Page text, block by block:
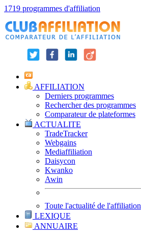
1719 programmes d'affiliation
AFFILIATION
Derniers programmes
Rechercher des programmes
Comparateur de plateformes
ACTUALITE
TradeTracker
Webgains
Mediaffiliation
Daisycon
Kwanko
Awin
Toute l'actualité de l'affiliation
LEXIQUE
ANNUAIRE